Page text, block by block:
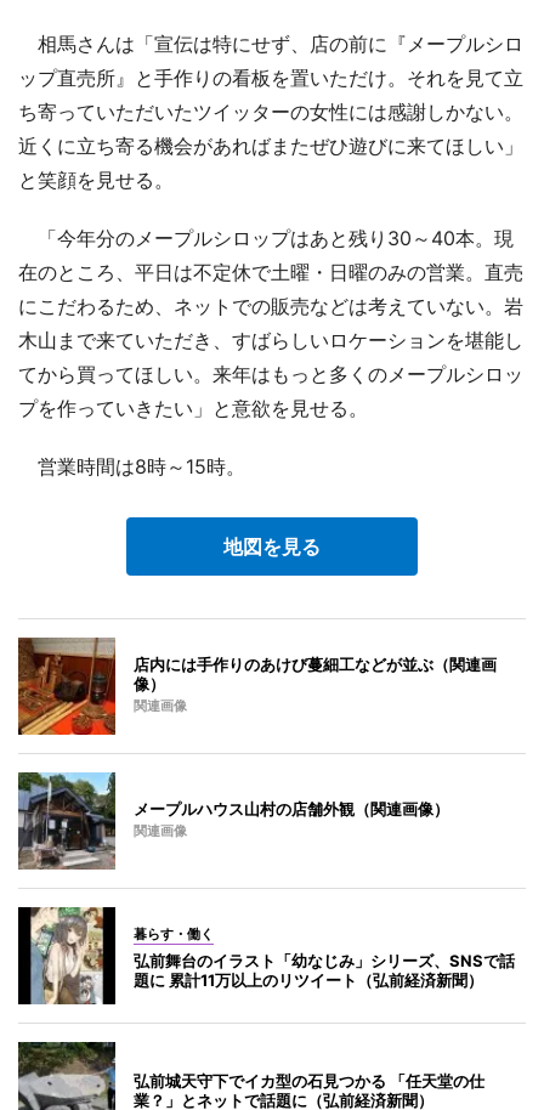
相馬さんは「宣伝は特にせず、店の前に『メープルシロ
ップ直売所』と手作りの看板を置いただけ。それを見て立
ち寄っていただいたツイッターの女性には感謝しかない。
近くに立ち寄る機会があればまたぜひ遊びに来てほしい」
と笑顔を見せる。
「今年分のメープルシロップはあと残り30～40本。現
在のところ、平日は不定休で土曜・日曜のみの営業。直売
にこだわるため、ネットでの販売などは考えていない。岩
木山まで来ていただき、すばらしいロケーションを堪能し
てから買ってほしい。来年はもっと多くのメープルシロッ
プを作っていきたい」と意欲を見せる。
営業時間は8時～15時。
地図を見る
店内には手作りのあけび蔓細工などが並ぶ（関連画
像）
関連画像
メープルハウス山村の店舗外観（関連画像）
関連画像
暮らす・働く
弘前舞台のイラスト「幼なじみ」シリーズ、SNSで話
題に 累計11万以上のリツイート（弘前経済新聞）
弘前城天守下でイカ型の石見つかる 「任天堂の仕
業？」とネットで話題に（弘前経済新聞）